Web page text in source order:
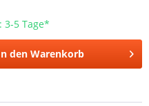
3-5 Tage*
den Warenkorb